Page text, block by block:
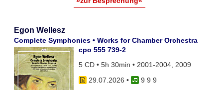
Egon Wellesz
Complete Symphonies • Works for Chamber Orchestra
cpo 555 739-2
5 CD • 5h 30min • 2001-2004, 2009
29.07.2026 •
9 9 9